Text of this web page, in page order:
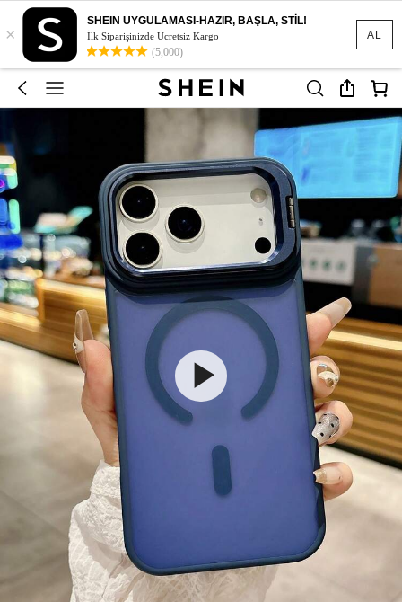
AL
×
SHEIN UYGULAMASI-HAZIR, BAŞLA, STİL!
İlk Siparişinizde Ücretsiz Kargo
(5,000)